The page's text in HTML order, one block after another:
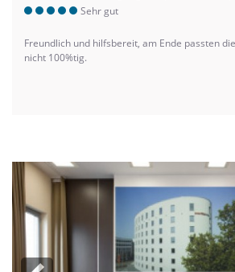
Sehr gut
Freundlich und hilfsbereit, am Ende passten
nicht 100%tig.